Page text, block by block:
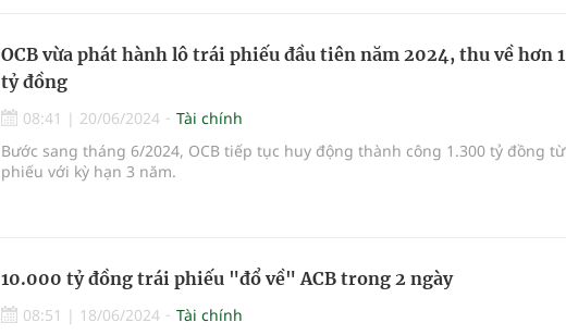
OCB vừa phát hành lô trái phiếu đầu tiên năm 2024, thu về hơn
tỷ đồng
08:41 | 20/06/2024
Tài chính
Bước sang tháng 6/2024, OCB tiếp tục huy động thành công 1.300 tỷ đồng
phiếu với kỳ hạn 3 năm.
10.000 tỷ đồng trái phiếu "đổ về" ACB trong 2 ngày
08:51 | 18/06/2024
Tài chính